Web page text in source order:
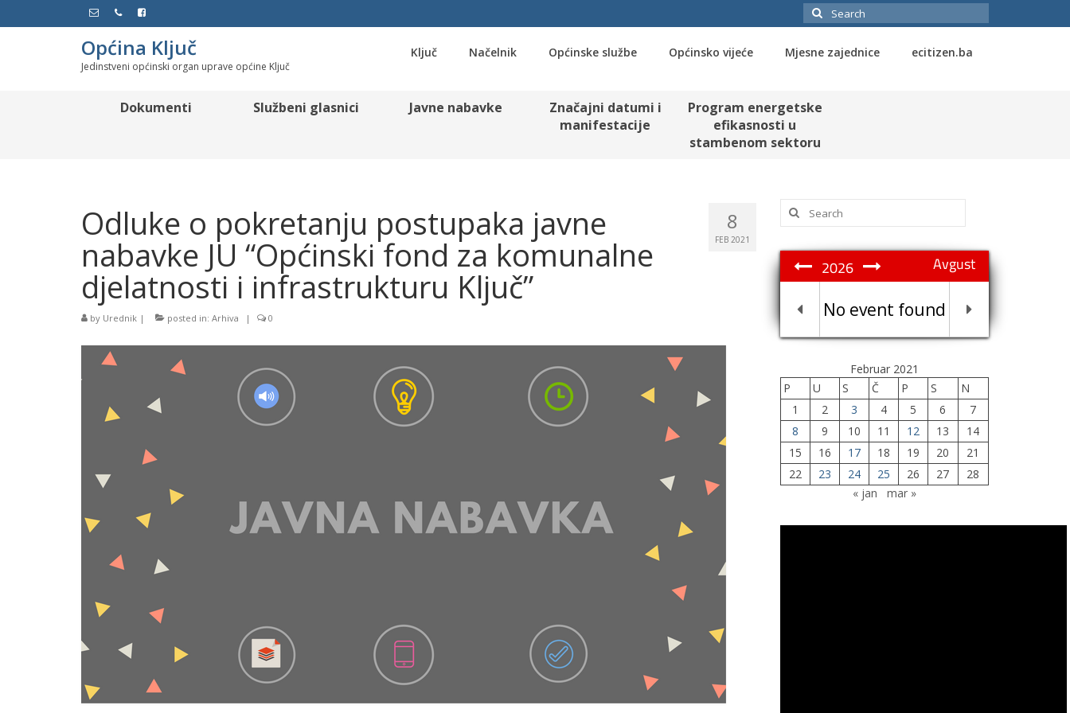
Search
for:
Općina Ključ
Jedinstveni općinski organ uprave općine Ključ
Ključ Načelnik Općinske službe Općinsko vijeće Mjesne zajednice ecitizen.ba
Dokumenti Službeni glasnici Javne nabavke
Značajni datumi i
manifestacije
Program energetske
efikasnosti u
stambenom sektoru
8
FEB 2021
Odluke o pokretanju postupaka javne
nabavke JU “Općinski fond za komunalne
djelatnosti i infrastrukturu Ključ”
by Urednik | posted in: Arhiva | 0
Search
for:
Avgust
2026
No event found
Februar 2021
P
U S Č P S
N
1
2 3 4 5 6
7
8
9 10 11 12 13
14
15
16 17 18 19 20
21
22
23 24 25 26 27
28
« jan
mar »